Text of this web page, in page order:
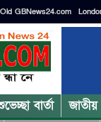
Old GBNews24.com
বার্তা জাতীয়